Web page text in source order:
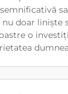
doar liniște
o